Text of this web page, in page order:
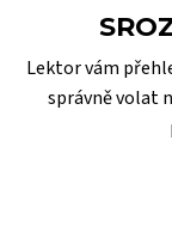
Lektor vám
správně volat